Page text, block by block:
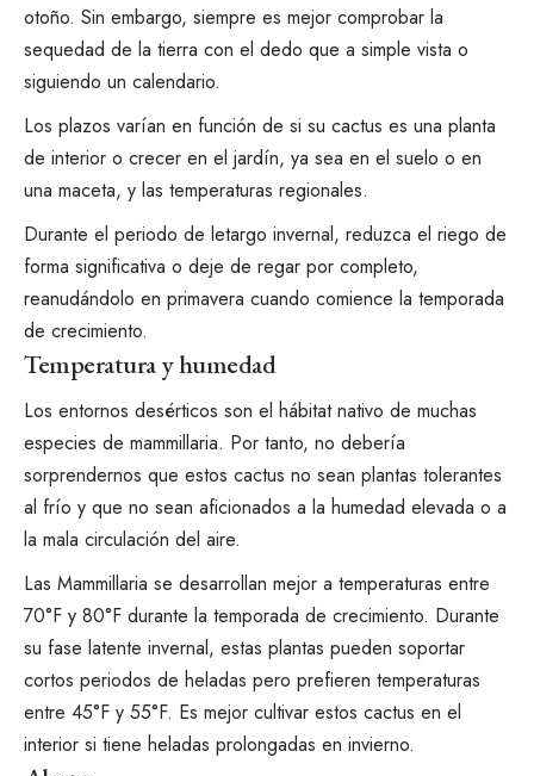
otoño. Sin embargo, siempre es mejor comprobar la
sequedad de la tierra con el dedo que a simple vista o
siguiendo un calendario.
Los plazos varían en función de si su cactus es una planta
de interior o crecer en el jardín, ya sea en el suelo o en
una maceta, y las temperaturas regionales.
Durante el periodo de letargo invernal, reduzca el riego de
forma significativa o deje de regar por completo,
reanudándolo en primavera cuando comience la temporada
de crecimiento.
Temperatura y humedad
Los entornos desérticos son el hábitat nativo de muchas
especies de mammillaria. Por tanto, no debería
sorprendernos que estos cactus no sean plantas tolerantes
al frío y que no sean aficionados a la humedad elevada o a
la mala circulación del aire.
Las Mammillaria se desarrollan mejor a temperaturas entre
70°F y 80°F durante la temporada de crecimiento. Durante
su fase latente invernal, estas plantas pueden soportar
cortos periodos de heladas pero prefieren temperaturas
entre 45°F y 55°F. Es mejor cultivar estos cactus en el
interior si tiene heladas prolongadas en invierno.